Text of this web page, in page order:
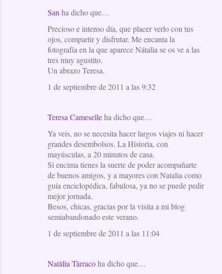
San ha dicho que…
Precioso e intenso día, que placer verlo con tus
ojos, compartir y disfrutar. Me encanta la
fotografía en la que aparece Nátalia se os ve a las
tres muy agustito.
Un abrazo Teresa.
1 de septiembre de 2011 a las 9:32
Teresa Cameselleha dicho que…
Ya veis, no se necesita hacer largos viajes ni hacer
grandes desembolsos. La Historia, con
mayúsculas, a 20 minutos de casa.
Si encima tienes la suerte de poder acompañarte
de buenos amigos, y a mayores con Natalia como
guía enciclopédica, fabulosa, ya no se puede pedir
mejor jornada.
Besos, chicas, gracias por la visita a mi blog
semiabandonado este verano.
1 de septiembre de 2011 a las 11:04
Natàlia Tàrracoha dicho que…